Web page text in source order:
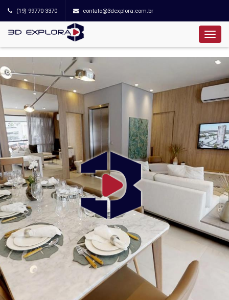
(19) 99770-3370 contato@3dexplora.com.br